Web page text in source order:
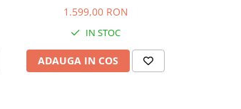
viteze + Pulse, miscare
PerfectRiseLid, SoftEdgeBeater,
crem
1.599,00 RON
IN STOC
ADAUGA IN COS